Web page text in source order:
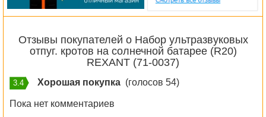
Отзывы покупателей о Набор ультразвуковых
отпуг. кротов на солнечной батарее (R20)
REXANT (71-0037)
3.4 Хорошая покупка (голосов 54)
Пока нет комментариев